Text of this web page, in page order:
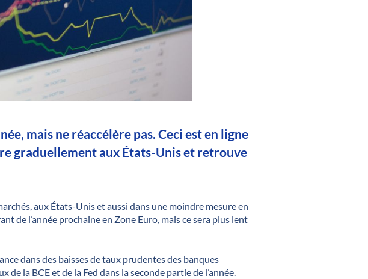
mais ne réaccélère pas. Ceci est en ligne
graduellement aux États-Unis et retrouve
aux États-Unis et aussi dans une moindre mesure en
de l’année prochaine en Zone Euro, mais ce sera plus lent
dans des baisses de taux prudentes des banques
la BCE et de la Fed dans la seconde partie de l’année.